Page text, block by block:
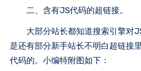
二、含有JS代码的超链接。
大部分站长都知道搜索引擎对
是还有部分新手站长不明白超链接
代码的。小编特附图如下：